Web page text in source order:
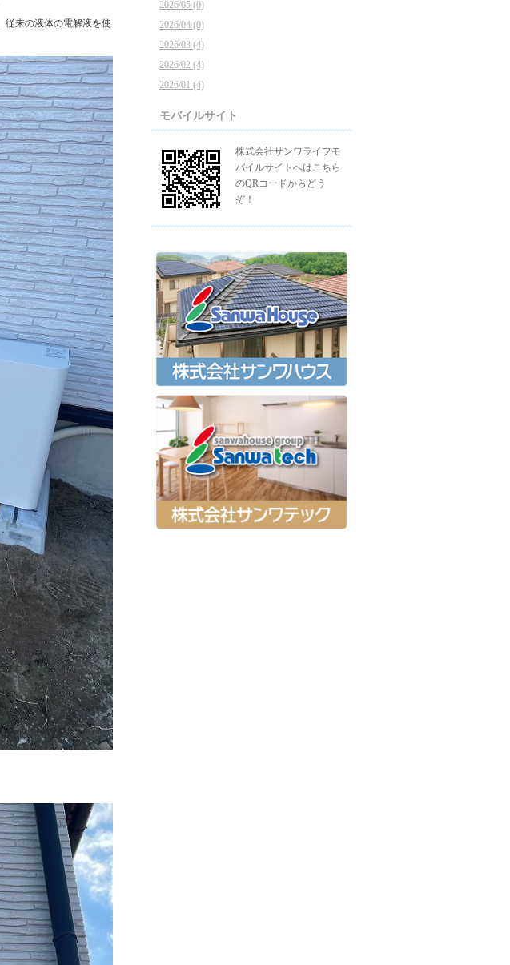
従来の液体の電解液を使
2026/05 (0)
2026/04 (0)
2026/03 (4)
2026/02 (4)
2026/01 (4)
モバイルサイト
株式会社サンワライフモ
バイルサイトへはこちら
のQRコードからどう
ぞ！